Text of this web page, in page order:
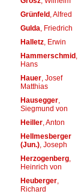
Grünfeld, Alfred
Gulda , Friedrich
Halletz, Erwin
Hammerschmid,
Hans
Hauer, Josef
Matthias
Hausegger,
Siegmund von
Heiller, Anton
Hellmesberger
(Jun.), Joseph
Herzogenberg,
Heinrich von
Heuberger,
Richard